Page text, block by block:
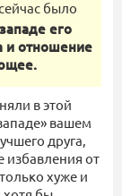
было
его
и отношение
в этой
вашем
друга,
избавления от
хуже и